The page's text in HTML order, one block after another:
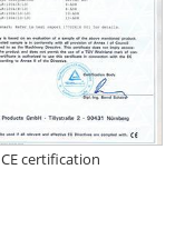
CE certification